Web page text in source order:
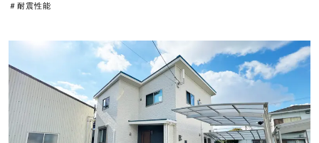
＃耐震性能